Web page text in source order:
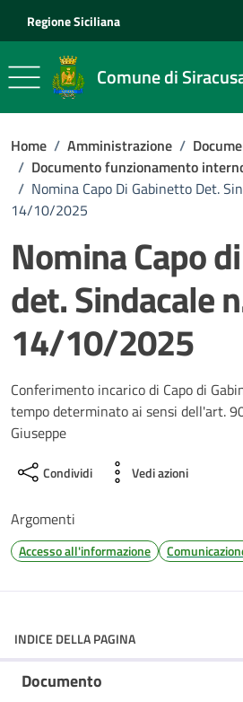
Regione Siciliana
Comune di
Home / Amministrazione /
/ Documento funzionamento
/ Nomina Capo Di Gabinetto Det.
14/10/2025
Nomina Capo
det. Sindacale
14/10/2025
Dettagli del
Conferimento incarico di Capo di
tempo determinato ai sensi dell'art.
Giuseppe
Condividi Vedi azioni
Argomenti
Accesso all'informazione
INDICE DELLA PAGINA
Documento